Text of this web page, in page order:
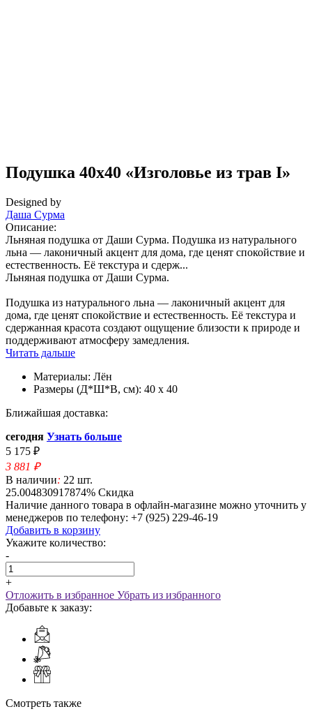
Подушка 40x40 «Изголовье из трав I»
Designed by
Даша Сурма
Описание:
Льняная подушка от Даши Сурма. Подушка из натурального
льна — лаконичный акцент для дома, где ценят спокойствие и
естественность. Её текстура и сдерж...
Льняная подушка от Даши Сурма.
Подушка из натурального льна — лаконичный акцент для
дома, где ценят спокойствие и естественность. Её текстура и
сдержанная красота создают ощущение близости к природе и
поддерживают атмосферу замедления.
Читать дальше
Материалы: Лён
Размеры (Д*Ш*В, см): 40 x 40
Ближайшая доставка:
сегодня Узнать больше
5 175 ₽
3 881 ₽
В наличии: 22 шт.
25.004830917874% Скидка
Наличие данного товара в офлайн-магазине можно уточнить у
менеджеров по телефону: +7 (925) 229-46-19
Добавить в корзину
Укажите количество:
-
+
Отложить в избранное Убрать из избранного
Добавьте к заказу:
Смотреть также